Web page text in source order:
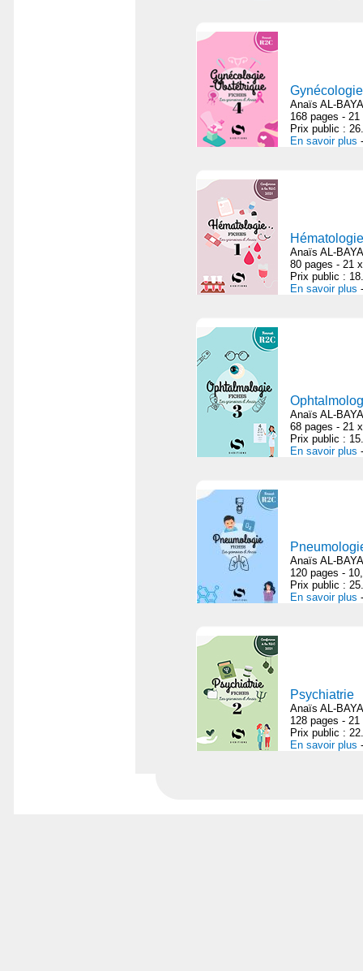
Gynécologie
Anaïs AL-
168 pages -
Prix public :
En savoir plus
Hématologie
Anaïs AL-
80 pages - 21
Prix public :
En savoir plus
Anaïs AL-
68 pages - 21
Prix public :
En savoir plus
Anaïs AL-
120 pages -
Prix public :
En savoir plus
Psychiatrie
Anaïs AL-
128 pages -
Prix public :
En savoir plus